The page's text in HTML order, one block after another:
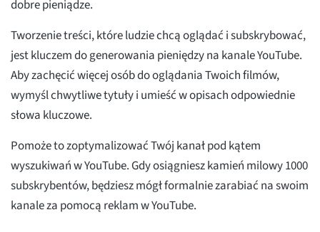
dobre pieniądze.
Tworzenie treści, które ludzie chcą oglądać i subskrybować,
jest kluczem do generowania pieniędzy na kanale YouTube.
Aby zachęcić więcej osób do oglądania Twoich filmów,
wymyśl chwytliwe tytuły i umieść w opisach odpowiednie
słowa kluczowe.
Pomoże to zoptymalizować Twój kanał pod kątem
wyszukiwań w YouTube. Gdy osiągniesz kamień milowy 1000
subskrybentów, będziesz mógł formalnie zarabiać na swoim
kanale za pomocą reklam w YouTube.